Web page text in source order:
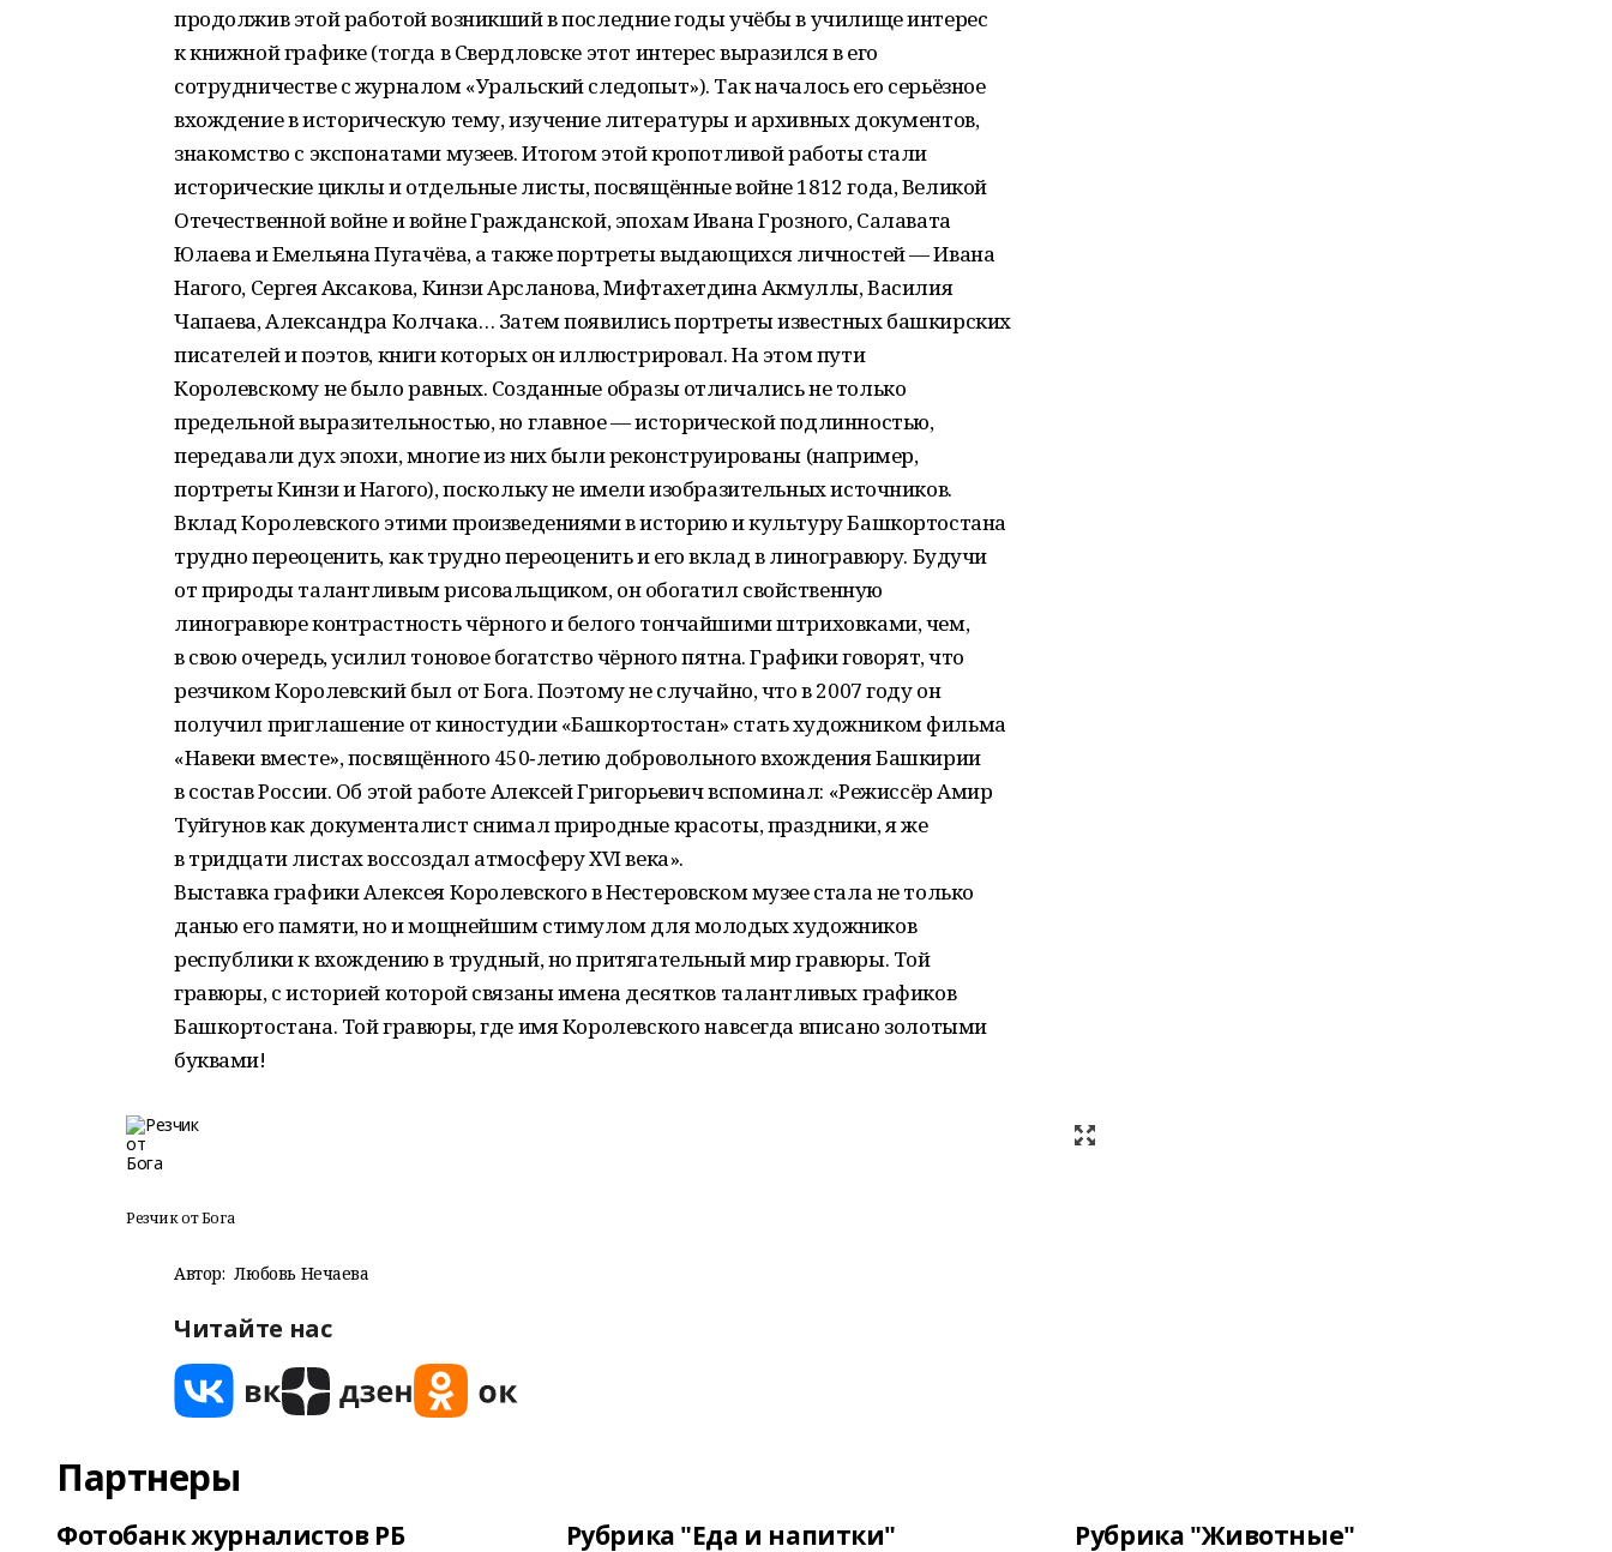
продолжив этой работой возникший в последние годы учёбы в училище интерес
к книжной графике (тогда в Свердловске этот интерес выразился в его
сотрудничестве с журналом «Уральский следопыт»). Так началось его серьёзное
вхождение в историческую тему, изучение литературы и архивных документов,
знакомство с экспонатами музеев. Итогом этой кропотливой работы стали
исторические циклы и отдельные листы, посвящённые войне 1812 года, Великой
Оте­чественной войне и войне Гражданской, эпохам Ивана Грозного, Салавата
Юлаева и Емельяна Пугачёва, а также портреты выдающихся личностей — Ивана
Нагого, Сергея Аксакова, Кинзи Арсланова, Мифтахетдина Акмуллы, Василия
Чапаева, Александра Колчака… Затем появились портреты известных башкирских
писателей и поэтов, книги которых он иллюстрировал. На этом пути
Королевскому не было равных. Созданные образы отличались не только
предельной выразительностью, но главное — исторической подлинностью,
передавали дух эпохи, многие из них были реконструированы (например,
портреты Кинзи и Нагого), поскольку не имели изобразительных источников.
Вклад Королевского этими произведениями в историю и культуру Башкортостана
трудно переоценить, как трудно переоценить и его вклад в линогравюру. Будучи
от природы талантливым рисовальщиком, он обогатил свойственную
линогравюре контрастность чёрного и белого тончайшими штриховками, чем,
в свою очередь, усилил тоновое богатство чёрного пятна. Графики говорят, что
резчиком Королевский был от Бога. Поэтому не случайно, что в 2007 году он
получил приглашение от киностудии «Башкортостан» стать художником фильма
«Навеки вместе», посвящённого 450‑летию добровольного вхождения Башкирии
в состав России. Об этой работе Алексей Григорьевич вспоминал: «Режиссёр Амир
Туйгунов как документалист снимал природные красоты, праздники, я же
в тридцати листах воссоздал атмосферу ХVI века».
Выставка графики Алексея Королевского в Нестеровском музее стала не только
данью его памяти, но и мощнейшим стимулом для молодых художников
республики к вхождению в трудный, но притягательный мир гравюры. Той
гравюры, с историей которой связаны имена десятков талантливых графиков
Башкортостана. Той гравюры, где имя Королевского навсегда вписано золотыми
буквами!
Резчик от Бога
Автор: Любовь Нечаева
Читайте нас
Партнеры
Фотобанк журналистов РБ Рубрика "Еда и напитки" Рубрика "Животные"